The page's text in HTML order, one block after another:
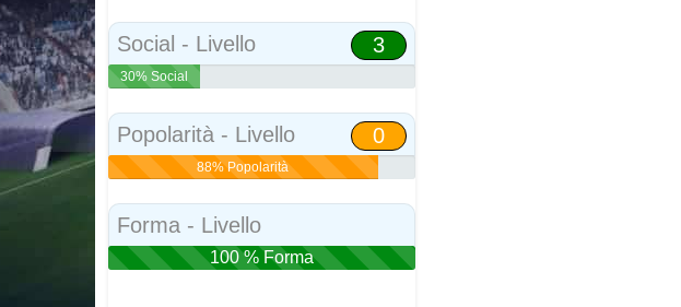
Social - Livello 3
30% Social
Popolarità - Livello 0
88% Popolarità
Forma - Livello
100 % Forma